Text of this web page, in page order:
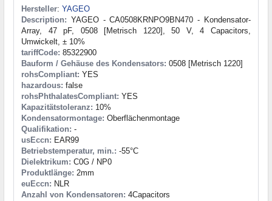
Hersteller: YAGEO
Description: YAGEO - CA0508KRNPO9BN470 - Kondensator-
Array, 47 pF, 0508 [Metrisch 1220], 50 V, 4 Capacitors,
Umwickelt, ± 10%
tariffCode: 85322900
Bauform / Gehäuse des Kondensators: 0508 [Metrisch 1220]
rohsCompliant: YES
hazardous: false
rohsPhthalatesCompliant: YES
Kapazitätstoleranz: 10%
Kondensatormontage: Oberflächenmontage
Qualifikation: -
usEccn: EAR99
Betriebstemperatur, min.: -55°C
Dielektrikum: C0G / NP0
Produktlänge: 2mm
euEccn: NLR
Anzahl von Kondensatoren: 4Capacitors